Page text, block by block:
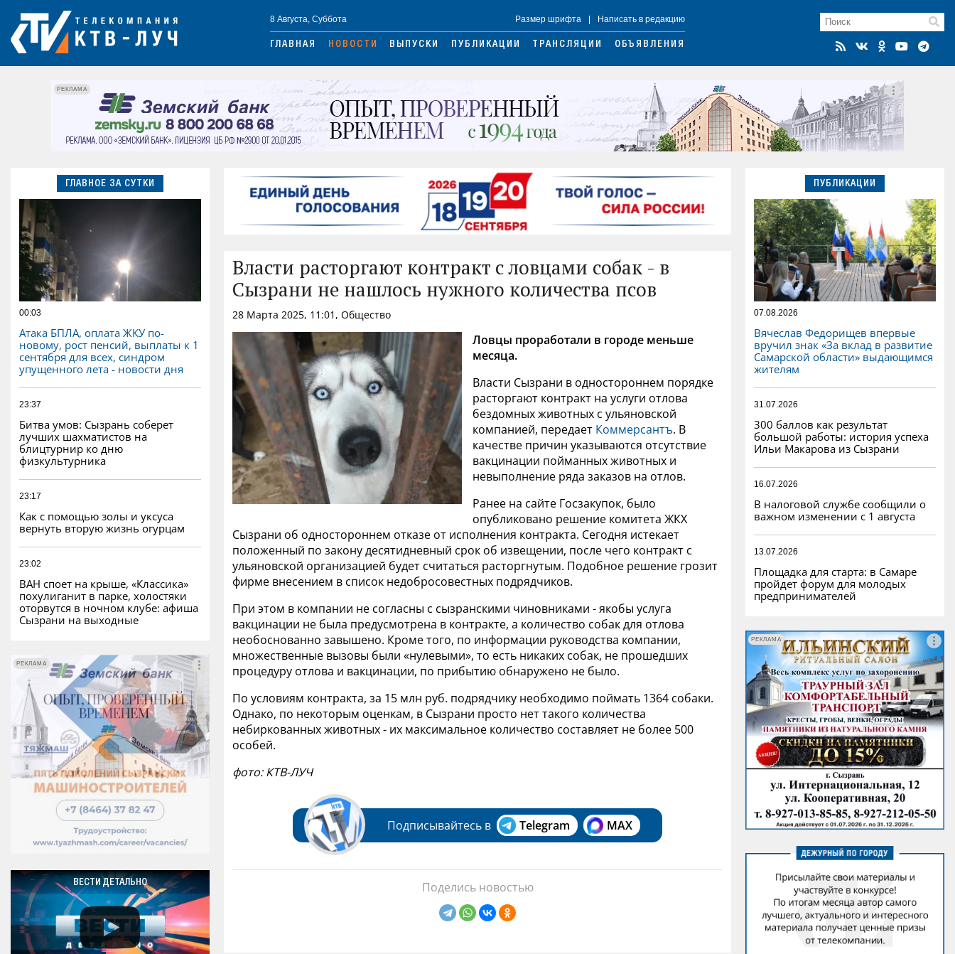
8 Августа, Суббота Размер шрифта Написать в редакцию
ГЛАВНАЯ НОВОСТИ ВЫПУСКИ ПУБЛИКАЦИИ ТРАНСЛЯЦИИ ОБЪЯВЛЕНИЯ
РЕКЛАМА
ГЛАВНОЕ ЗА СУТКИ
00:03
Атака БПЛА, оплата ЖКУ по-
новому, рост пенсий, выплаты к 1
сентября для всех, синдром
упущенного лета - новости дня
23:37
Битва умов: Сызрань соберет
лучших шахматистов на
блицтурнир ко дню
физкультурника
23:17
Как с помощью золы и уксуса
вернуть вторую жизнь огурцам
23:02
ВАН споет на крыше, «Классика»
похулиганит в парке, холостяки
оторвутся в ночном клубе: афиша
Сызрани на выходные
РЕКЛАМА
РЕКЛАМА
ВЕСТИ ДЕТАЛЬНО
Власти расторгают контракт с ловцами собак - в
Сызрани не нашлось нужного количества псов
28 Марта 2025, 11:01, Общество
Ловцы проработали в городе меньше
месяца.
Власти Сызрани в одностороннем порядке
расторгают контракт на услуги отлова
бездомных животных с ульяновской
компанией, передает Коммерсантъ. В
качестве причин указываются отсутствие
вакцинации пойманных животных и
невыполнение ряда заказов на отлов.
Ранее на сайте Госзакупок, было
опубликовано решение комитета ЖКХ
Сызрани об одностороннем отказе от исполнения контракта. Сегодня истекает
положенный по закону десятидневный срок об извещении, после чего контракт с
ульяновской организацией будет считаться расторгнутым. Подобное решение грозит
фирме внесением в список недобросовестных подрядчиков.
При этом в компании не согласны с сызранскими чиновниками - якобы услуга
вакцинации не была предусмотрена в контракте, а количество собак для отлова
необоснованно завышено. Кроме того, по информации руководства компании,
множественные вызовы были «нулевыми», то есть никаких собак, не прошедших
процедуру отлова и вакцинации, по прибытию обнаружено не было.
По условиям контракта, за 15 млн руб. подрядчику необходимо поймать 1364 собаки.
Однако, по некоторым оценкам, в Сызрани просто нет такого количества
небиркованных животных - их максимальное количество составляет не более 500
особей.
фото: КТВ-ЛУЧ
Подписывайтесь в Telegram MAX
Поделись новостью
ПУБЛИКАЦИИ
07.08.2026
Вячеслав Федорищев впервые
вручил знак «За вклад в развитие
Самарской области» выдающимся
жителям
31.07.2026
300 баллов как результат
большой работы: история успеха
Ильи Макарова из Сызрани
16.07.2026
В налоговой службе сообщили о
важном изменении с 1 августа
13.07.2026
Площадка для старта: в Самаре
пройдет форум для молодых
предпринимателей
РЕКЛАМА